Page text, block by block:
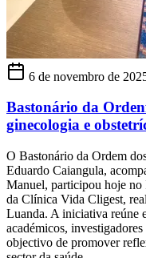
6 de novembro de
Bastonário da
ginecologia e
O Bastonário da Ordem
Eduardo Caiangula,
Manuel, participou hoje
da Clínica Vida Cligest,
Luanda. A iniciativa reúne
académicos,
objectivo de promover